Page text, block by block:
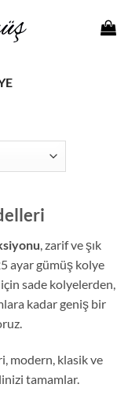
, zarif ve şık
ayar gümüş kolye
sade kolyelerden,
kadar geniş bir
modern, klasik ve
tamamlar.